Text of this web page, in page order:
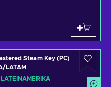
Steam Key (PC)
LATAM